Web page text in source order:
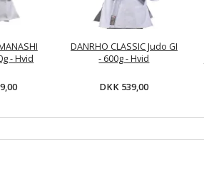
- Hvid
DANRHO CLASSIC Judo GI
- 600g - Hvid
DKK 539,00